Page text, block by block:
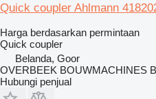
Quick coupler Ahlmann
Harga berdasarkan permintaan
Quick coupler
Belanda, Goor
OVERBEEK BOUWMACHINES
Hubungi penjual